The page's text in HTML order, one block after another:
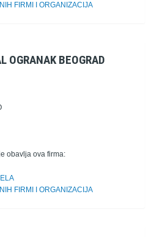
FIRMI I ORGANIZACIJA
OGRANAK BEOGRAD
obavlja ova firma:
FIRMI I ORGANIZACIJA